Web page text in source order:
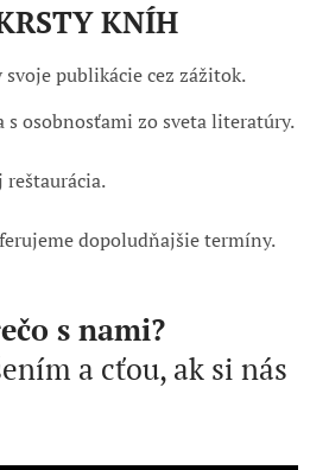
KNÍH
publikácie cez zážitok.
s osobnosťami zo sveta literatúry.
reštaurácia.
dopoludňajšie termíny.
s nami?
a cťou, ak si nás